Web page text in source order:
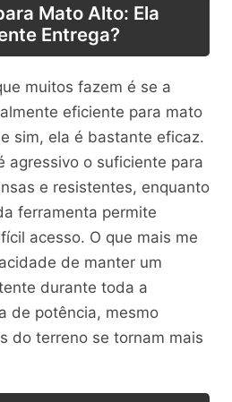
Mato Alto: Ela
Entrega?
muitos fazem é se a
eficiente para mato
sim, ela é bastante eficaz.
agressivo o suficiente para
e resistentes, enquanto
ferramenta permite
acesso. O que mais me
de manter um
durante toda a
de potência, mesmo
do terreno se tornam mais